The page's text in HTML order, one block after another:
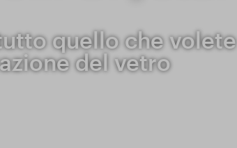
quello che volete
del vetro